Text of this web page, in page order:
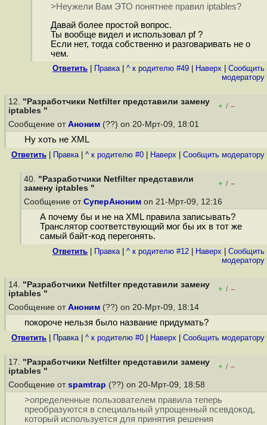
>Неужели Вам ЭТО понятнее правил iptables?
Давай более простой вопрос.
Ты вообще видел и использовал pf ?
Если нет, тогда собственно и разговаривать не о
чем.
Ответить Правка| ^ к родителю #49 Наверх
Cообщить
модератору
12. "Разработчики Netfilter представили замену
iptables "
+ / –
Сообщение от Аноним (??) on 20-Мрт-09, 18:01
Ну хоть не XML
Ответить Правка| ^ к родителю #0 Наверх Cообщить модератору
40. "Разработчики Netfilter представили
замену iptables "
+ / –
Сообщение от СуперАноним on 21-Мрт-09, 12:16
А почему бы и не на XML правила записывать?
Транслятор соответствующий мог бы их в тот же
самый байт-код перегонять.
Ответить Правка| ^ к родителю #12 Наверх
Cообщить
модератору
14. "Разработчики Netfilter представили замену
iptables "
+ / –
Сообщение от Аноним (??) on 20-Мрт-09, 18:14
покороче нельзя было название придумать?
Ответить Правка| ^ к родителю #0 Наверх Cообщить модератору
17. "Разработчики Netfilter представили замену
iptables "
+ / –
Сообщение от spamtrap (??) on 20-Мрт-09, 18:58
>определенные пользователем правила теперь
преобразуются в специальный упрощенный псевдокод,
который используется для принятия решения